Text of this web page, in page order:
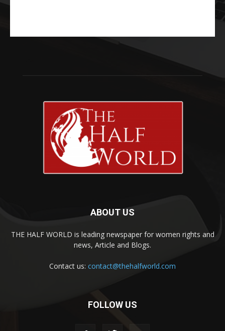
ABOUT US
THE HALF WORLD is leading newspaper for women rights and
news, Article and Blogs.
Contact us: contact@thehalfworld.com
FOLLOW US